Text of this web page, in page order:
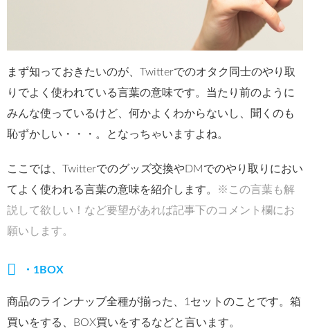
まず知っておきたいのが、Twitterでのオタク同士のやり取
りでよく使われている言葉の意味です。当たり前のように
みんな使っているけど、何かよくわからないし、聞くのも
恥ずかしい・・・。となっちゃいますよね。
ここでは、Twitterでのグッズ交換やDMでのやり取りにおい
てよく使われる言葉の意味を紹介します。
※この言葉も解
説して欲しい！など要望があれば記事下のコメント欄にお
願いします。
・1BOX
商品のラインナッブ全種が揃った、1セットのことです。箱
買いをする、BOX買いをするなどと言います。